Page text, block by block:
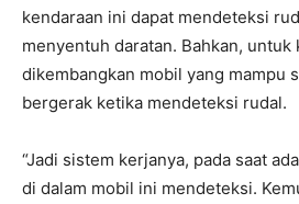
kendaraan ini dapat mendeteksi
menyentuh daratan. Bahkan, untuk
dikembangkan mobil yang mampu
bergerak ketika mendeteksi rudal.
“Jadi sistem kerjanya, pada saat
di dalam mobil ini mendeteksi.